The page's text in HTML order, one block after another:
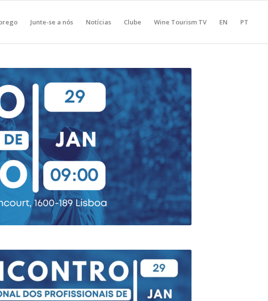
Junte-se a nós Notícias Clube Wine Tourism TV EN PT